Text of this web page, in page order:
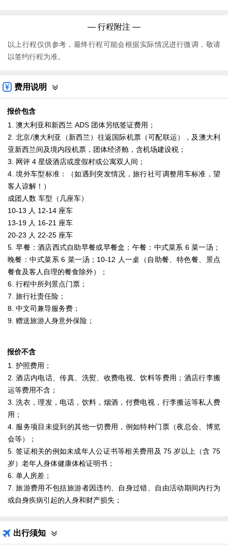
— 行程附注 —
以上行程仅供参考，最终行程可能会根据实际情况进行微调，敬请
以签约行程为准。
费用说明
报价包含
1. 澳大利亚和新西兰 ADS 团体另纸签证费用；
2. 北京/澳大利亚（新西兰）往返国际机票（可配联运），及澳大利
亚新西兰间及境内段机票，团体经济舱，含机场建设税；
3. 网评 4 星级酒店或度假村或公寓双人间；
4. 境外车型标准：（如遇到突发情况，旅行社可调整用车标准，望
客人谅解！）
成团人数 车型（几座车）
10-13 人 12-14 座车
13-19 人 16-21 座车
20-23 人 22-25 座车
5. 早餐：酒店西式自助早餐或早餐盒；午餐：中式菜系 6 菜一汤；
晚餐：中式菜系 6 菜一汤；10-12 人一桌（自助餐、特色餐、景点
餐食及客人自理的餐食除外）；
6. 行程中所列景点门票；
7. 旅行社责任险；
8. 中文司兼导服务费；
9. 赠送旅游人身意外保险；
报价不含
1. 护照费用；
2. 酒店内电话、传真、洗熨、收费电视、饮料等费用；酒店行李搬
运等费用不含；
3. 洗衣，理发，电话，饮料，烟酒，付费电视，行李搬运等私人费
用；
4. 服务项目未提到的其他一切费用，例如特种门票（夜总会、博览
会等）；
5. 签证相关的例如未成年人公证书等相关费用及 75 岁以上（含 75
岁）老年人身体健康体检证明书；
6. 单人房差；
7. 旅游费用不包括旅游者因违约、自身过错、自由活动期间内行为
或自身疾病引起的人身和财产损失；
出行须知